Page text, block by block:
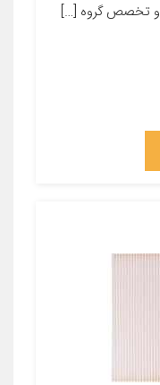
و تخصص گروه […]